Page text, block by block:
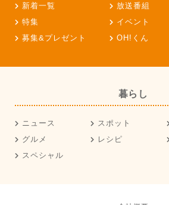
新着一覧 放送番組
特集
イベント
募集&プレゼント
OH!くん
暮らし
ニュース スポット
グルメ
レシピ
スペシャル